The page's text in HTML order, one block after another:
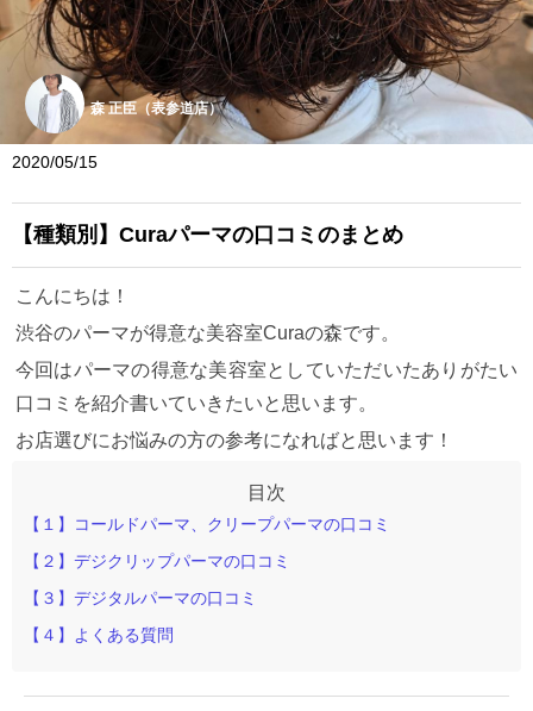
森 正臣（表参道店）
2020/05/15
【種類別】Curaパーマの口コミのまとめ
こんにちは！
渋谷のパーマが得意な美容室Curaの森です。
今回はパーマの得意な美容室としていただいたありがたい
口コミを紹介書いていきたいと思います。
お店選びにお悩みの方の参考になればと思います！
【１】コールドパーマ、クリープパーマの口コミ
【２】デジクリップパーマの口コミ
【３】デジタルパーマの口コミ
【４】よくある質問